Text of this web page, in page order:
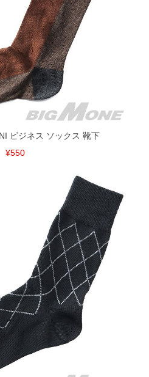
ビジネス ソックス 靴下
¥550